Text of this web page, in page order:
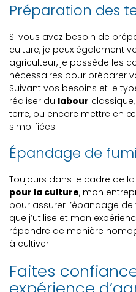
Préparation des
Si vous avez besoin de
culture, je peux également
agriculteur, je possède les
nécessaires pour préparer
Suivant vos besoins et le
réaliser du labour
terre, ou encore mettre en
simplifiées.
Épandage de
Toujours dans le cadre de la
pour la culture, mon
pour assurer l’épandage
que j’utilise et mon
répandre de manière
à cultiver.
Faites